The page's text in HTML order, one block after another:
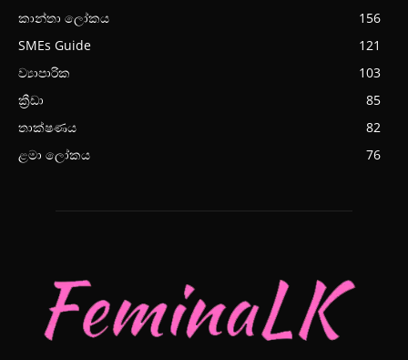
කාන්තා ලෝකය
156
SMEs Guide
121
ව්‍යාපාරික
103
ක්‍රීඩා
85
තාක්ෂණය
82
ළමා ලෝකය
76